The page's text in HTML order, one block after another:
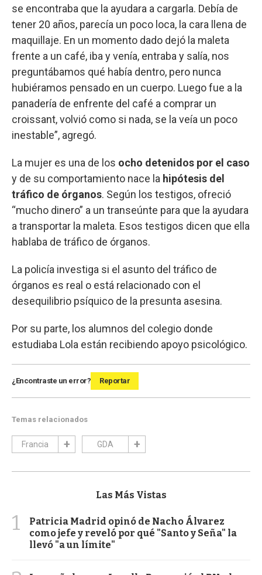
se encontraba que la ayudara a cargarla. Debía de
tener 20 años, parecía un poco loca, la cara llena de
maquillaje. En un momento dado dejó la maleta
frente a un café, iba y venía, entraba y salía, nos
preguntábamos qué había dentro, pero nunca
hubiéramos pensado en un cuerpo. Luego fue a la
panadería de enfrente del café a comprar un
croissant, volvió como si nada, se la veía un poco
inestable”, agregó.
La mujer es una de los ocho detenidos por el caso
y de su comportamiento nace la hipótesis del
tráfico de órganos. Según los testigos, ofreció
“mucho dinero” a un transeúnte para que la ayudara
a transportar la maleta. Esos testigos dicen que ella
hablaba de tráfico de órganos.
La policía investiga si el asunto del tráfico de
órganos es real o está relacionado con el
desequilibrio psíquico de la presunta asesina.
Por su parte, los alumnos del colegio donde
estudiaba Lola están recibiendo apoyo psicológico.
¿Encontraste un error? Reportar
Temas relacionados
Francia GDA
Las Más Vistas
1
Patricia Madrid opinó de Nacho Álvarez
como jefe y reveló por qué "Santo y Seña" la
llevó "a un límite"